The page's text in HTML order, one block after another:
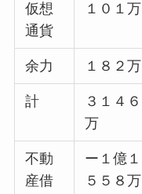
仮想
通貨
１０１万
余力 １８２万
計
３１４６
万
不動
産借
ー１億１
５５８万